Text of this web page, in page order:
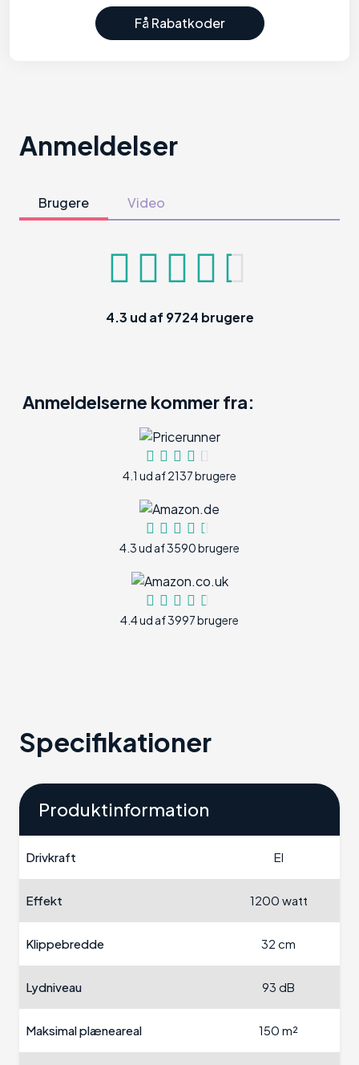
Få Rabatkoder
Anmeldelser
Brugere Video
4.3 ud af 9724 brugere
Anmeldelserne kommer fra:
4.1 ud af 2137 brugere
4.3 ud af 3590 brugere
4.4 ud af 3997 brugere
Specifikationer
Produktinformation
Drivkraft El
Effekt 1200 watt
Klippebredde 32 cm
Lydniveau 93 dB
Maksimal plæneareal 150 m²